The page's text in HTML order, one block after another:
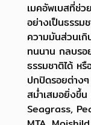
เมคอัพเบสที่ช่ว
อย่างเป็นธรรม
ความมันส่วนเ
ทนนาน กลบรอ
ธรรมชาติได้ ห
ปกปิดรอยต่าง
สม่ำเสมอยิ่งขึ้
Seagrass,